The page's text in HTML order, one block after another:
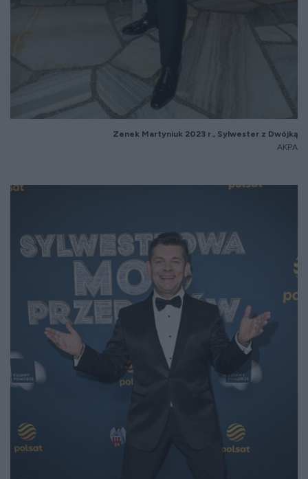
Zenek Martyniuk 2023 r., Sylwester z Dwójką
AKPA